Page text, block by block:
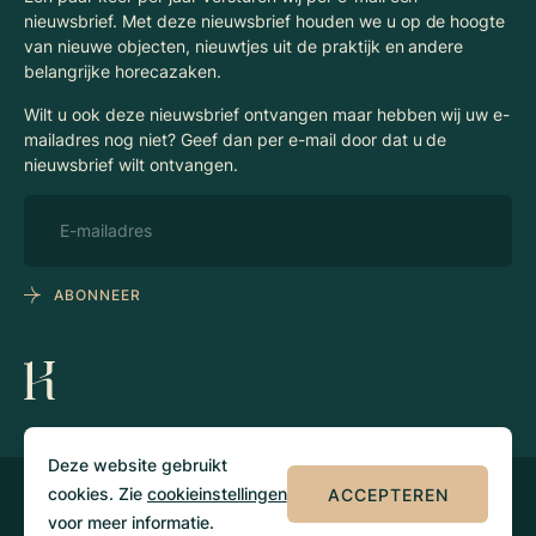
Deze website gebruikt
cookies. Zie cookieinstellingen
voor meer informatie.
ACCEPTEREN
nieuwsbrief. Met deze nieuwsbrief houden we u op de hoogte
van nieuwe objecten, nieuwtjes uit de praktijk en andere
belangrijke horecazaken.
Wilt u ook deze nieuwsbrief ontvangen maar hebben wij uw e-
mailadres nog niet? Geef dan per e-mail door dat u de
nieuwsbrief wilt ontvangen.
ABONNEER
© 2026 Klaassen
Horecamakelaars
Privacy
Algemene
voorwaarden